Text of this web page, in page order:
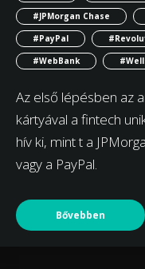
#JPMorgan Chase
#PayPal
#WebBank
Az első lépésben az
kártyával a fintech
hív ki, mint t a
vagy a PayPal.
Bővebben